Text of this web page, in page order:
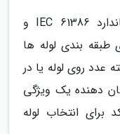
یکی از مهم ترین بخش های استاندارد IEC 61386 و
کدگذاری طبقه بندی لوله ها
روی لوله یا در
دهنده یک ویژگی
این کد برای انتخاب لوله